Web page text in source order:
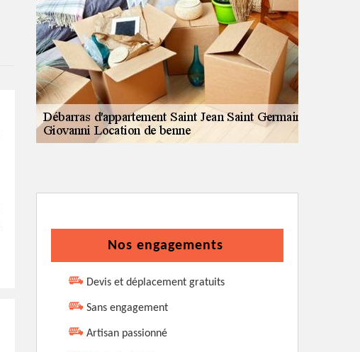
Nos engagements
Devis et déplacement gratuits
Sans engagement
Artisan passionné